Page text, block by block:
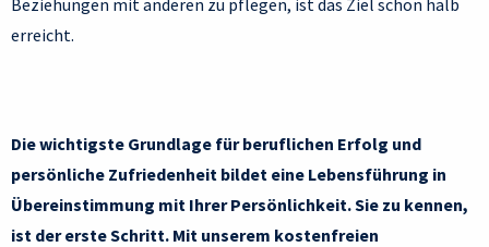
Beziehungen mit anderen zu pflegen, ist das Ziel schon halb
erreicht.
Die wichtigste Grundlage für beruflichen Erfolg und
persönliche Zufriedenheit bildet eine Lebensführung in
Übereinstimmung mit Ihrer Persönlichkeit. Sie zu kennen,
ist der erste Schritt. Mit unserem kostenfreien